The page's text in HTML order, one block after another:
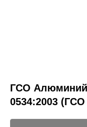
ГСО
0534:2003 (ГСО